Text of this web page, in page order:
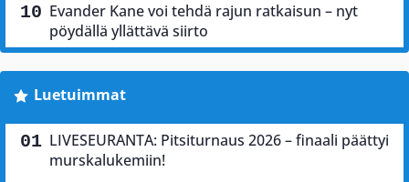
Evander Kane voi tehdä rajun ratkaisun – nyt
pöydällä yllättävä siirto
Luetuimmat
LIVESEURANTA: Pitsiturnaus 2026 – finaali päättyi
murskalukemiin!